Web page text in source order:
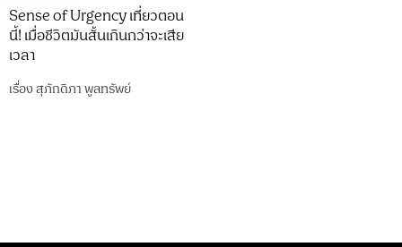
Sense of Urgency เที่ยวตอน
นี้! เมื่อชีวิตมันสั้นเกินกว่าจะเสีย
เวลา
เรื่องสุภักดิภา พูลทรัพย์